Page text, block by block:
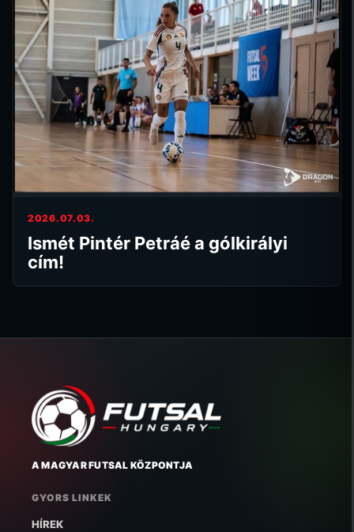
2026.07.03.
Ismét Pintér Petráé a gólkirályi
cím!
A MAGYAR FUTSAL KÖZPONTJA
GYORS LINKEK
HÍREK